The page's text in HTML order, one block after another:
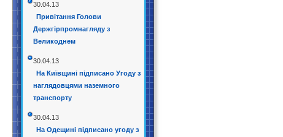
30.04.13
Привітання Голови
Держгірпромнагляду з
Великоднем
30.04.13
На Київщині підписано Угоду з
наглядовцями наземного
транспорту
30.04.13
На Одещині підписано угоду з